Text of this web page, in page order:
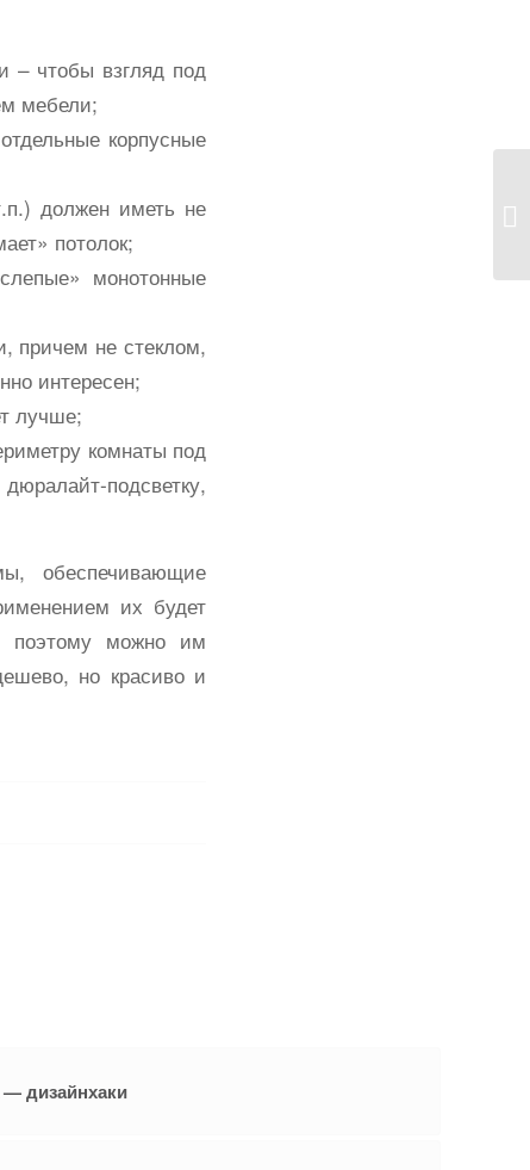
чтобы взгляд под
мебели;
корпусные
должен иметь не
потолок;
монотонные
причем не стеклом,
интересен;
лучше;
комнаты под
подсветку,
обеспечивающие
их будет
поэтому можно им
но красиво и
дизайнхаки